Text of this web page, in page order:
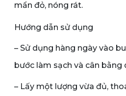
mẩn đỏ, nóng rát.
Hướng dẫn sử dụng
– Sử dụng hàng ngày vào
bước làm sạch và cân bằng
– Lấy một lượng vừa đủ,